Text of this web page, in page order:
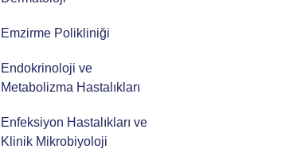
Emzirme Polikliniği
Endokrinoloji ve
Metabolizma Hastalıkları
Enfeksiyon Hastalıkları ve
Klinik Mikrobiyoloji